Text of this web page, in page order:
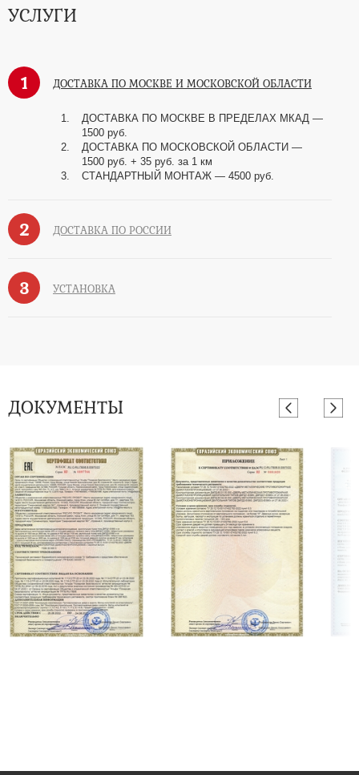
УСЛУГИ
1 ДОСТАВКА ПО МОСКВЕ И МОСКОВСКОЙ ОБЛАСТИ
ДОСТАВКА ПО МОСКВЕ В ПРЕДЕЛАХ МКАД —
1500 руб.
ДОСТАВКА ПО МОСКОВСКОЙ ОБЛАСТИ —
1500 руб. + 35 руб. за 1 км
СТАНДАРТНЫЙ МОНТАЖ — 4500 руб.
2 ДОСТАВКА ПО РОССИИ
3 УСТАНОВКА
ДОКУМЕНТЫ